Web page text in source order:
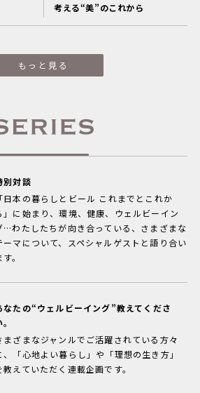
考える“美”のこれから
もっと見る
別対談
「日本の暮らしとビール これまでとこれか
」に始まり、環境、健康、ウェルビーイン
…わたしたちが向き合っている、さまざまな
ーマについて、スペシャルゲストと語り合い
す。
なたの“ウェルビーイング”教えてくださ
まざまなジャンルでご活躍されている方々
、「心地よい暮らし」や「理想の生き方」
教えていただく連載企画です。